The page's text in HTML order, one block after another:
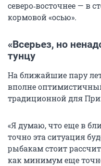
северо‑восточнее — в
кормовой «осью».
«Всерьез, но
тунцу
На ближайшие пару
вполне
традиционной для
«Я думаю, что еще в
точно эта ситуация
рыбакам стоит
как минимум еще